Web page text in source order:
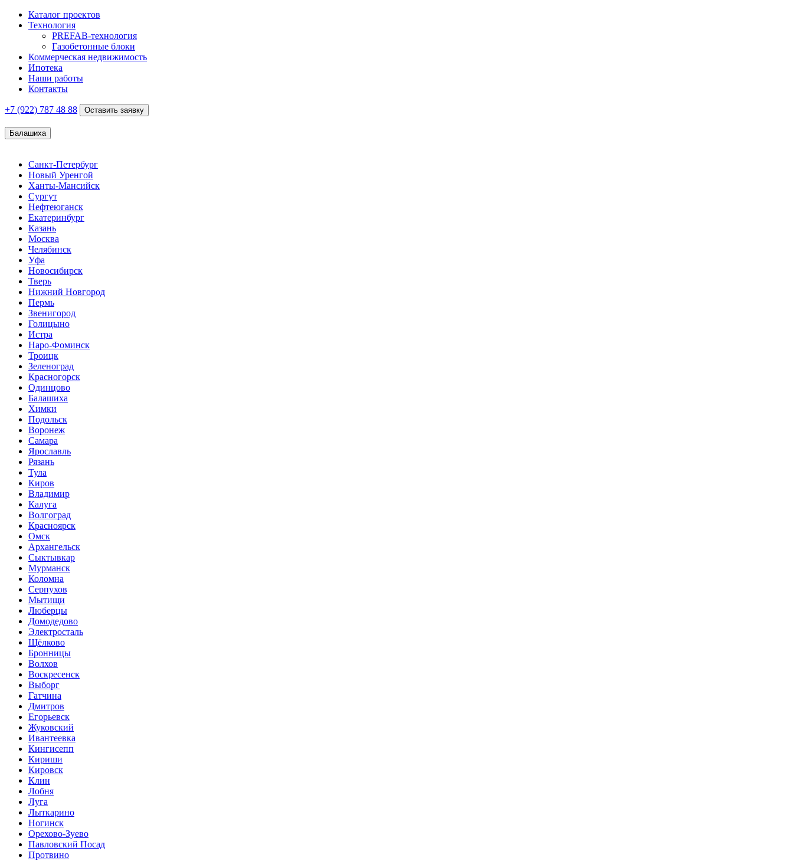
Каталог проектов
Технология
PREFAB-технология
Газобетонные блоки
Коммерческая недвижимость
Ипотека
Наши работы
Контакты
+7 (922) 787 48 88 Оставить заявку
Балашиха
Санкт-Петербург
Новый Уренгой
Ханты-Мансийск
Сургут
Нефтеюганск
Екатеринбург
Казань
Москва
Челябинск
Уфа
Новосибирск
Тверь
Нижний Новгород
Пермь
Звенигород
Голицыно
Истра
Наро-Фоминск
Троицк
Зеленоград
Красногорск
Одинцово
Балашиха
Химки
Подольск
Воронеж
Самара
Ярославль
Рязань
Тула
Киров
Владимир
Калуга
Волгоград
Красноярск
Омск
Архангельск
Сыктывкар
Мурманск
Коломна
Серпухов
Мытищи
Люберцы
Домодедово
Электросталь
Щёлково
Бронницы
Волхов
Воскресенск
Выборг
Гатчина
Дмитров
Егорьевск
Жуковский
Ивантеевка
Кингисепп
Кириши
Кировск
Клин
Лобня
Луга
Лыткарино
Ногинск
Орехово-Зуево
Павловский Посад
Протвино